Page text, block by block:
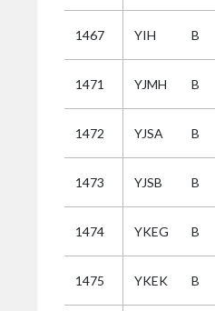
1467 YIH B
1471 YJMH B
1472 YJSA B
1473 YJSB B
1474 YKEG B
1475 YKEK B